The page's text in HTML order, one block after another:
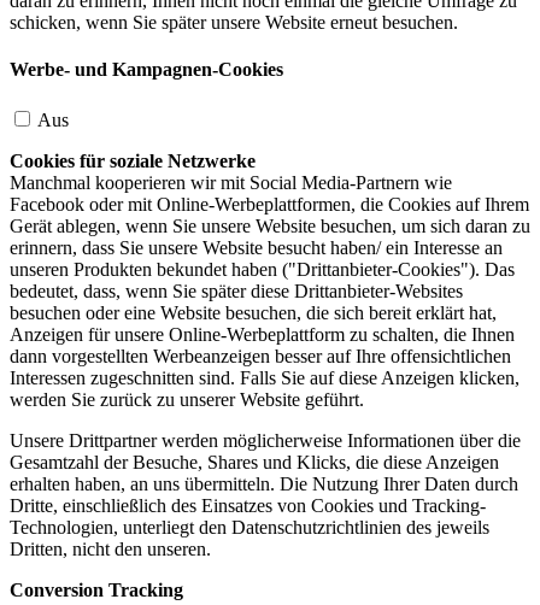
schicken, wenn Sie später unsere Website erneut besuchen.
Werbe- und Kampagnen-Cookies
Aus
Cookies für soziale Netzwerke
Manchmal kooperieren wir mit Social Media-Partnern wie
Facebook oder mit Online-Werbeplattformen, die Cookies auf Ihrem
Gerät ablegen, wenn Sie unsere Website besuchen, um sich daran zu
erinnern, dass Sie unsere Website besucht haben/ ein Interesse an
unseren Produkten bekundet haben ("Drittanbieter-Cookies"). Das
bedeutet, dass, wenn Sie später diese Drittanbieter-Websites
besuchen oder eine Website besuchen, die sich bereit erklärt hat,
Anzeigen für unsere Online-Werbeplattform zu schalten, die Ihnen
dann vorgestellten Werbeanzeigen besser auf Ihre offensichtlichen
Interessen zugeschnitten sind. Falls Sie auf diese Anzeigen klicken,
werden Sie zurück zu unserer Website geführt.
Unsere Drittpartner werden möglicherweise Informationen über die
Gesamtzahl der Besuche, Shares und Klicks, die diese Anzeigen
erhalten haben, an uns übermitteln. Die Nutzung Ihrer Daten durch
Dritte, einschließlich des Einsatzes von Cookies und Tracking-
Technologien, unterliegt den Datenschutzrichtlinien des jeweils
Dritten, nicht den unseren.
Conversion Tracking